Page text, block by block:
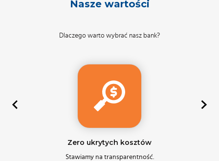
Nasze wartości
Dlaczego warto wybrać nasz bank?
Zero ukrytych kosztów
Stawiamy na transparentność.